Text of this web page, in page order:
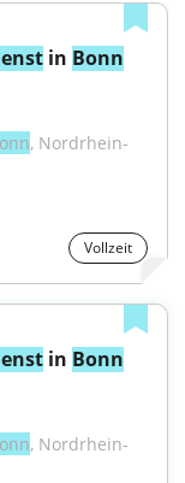
in Bonn
, Nordrhein-
Vollzeit
in Bonn
, Nordrhein-